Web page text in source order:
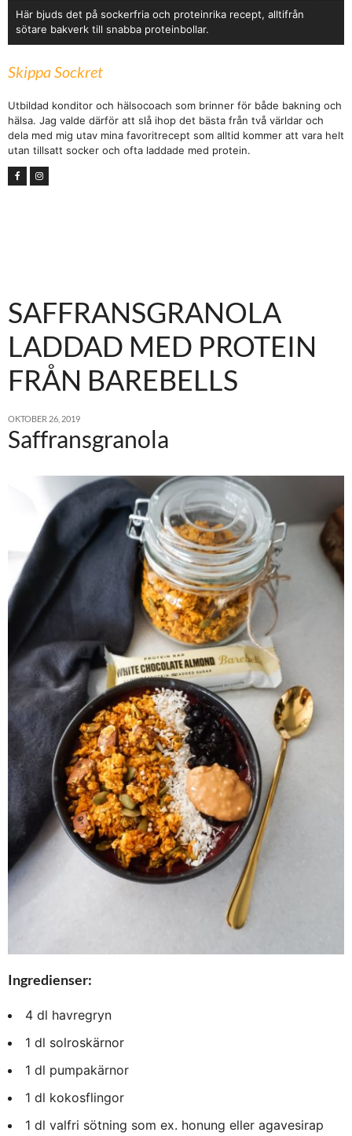
Här bjuds det på sockerfria och proteinrika recept, alltifrån
sötare bakverk till snabba proteinbollar.
Skippa Sockret
Utbildad konditor och hälsocoach som brinner för både bakning och
hälsa. Jag valde därför att slå ihop det bästa från två världar och
dela med mig utav mina favoritrecept som alltid kommer att vara helt
utan tillsatt socker och ofta laddade med protein.
SAFFRANSGRANOLA
LADDAD MED PROTEIN
FRÅN BAREBELLS
OKTOBER 26, 2019
Saffransgranola
Ingredienser:
4 dl havregryn
1 dl solroskärnor
1 dl pumpakärnor
1 dl kokosflingor
1 dl valfri sötning som ex. honung eller agavesirap